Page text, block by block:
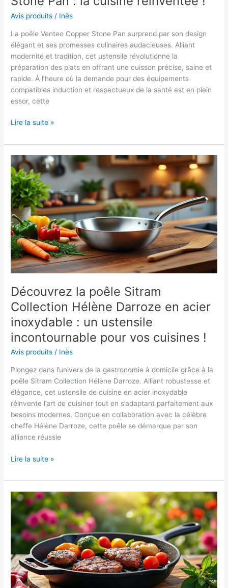
plats
!Avis produits / Inès
La poêle Venteo Copper Stone Pan surprend par son design
élégant et ses promesses culinaires audacieuses. Alliant
modernité et tradition, cet ustensile révolutionne la
préparation des plats en offrant une cuisson précise, saine et
rapide. À l’heure où la demande pour des équipements
compatibles induction et respectueux de la santé est en plein
essor, cette
Test
avis
poêle
Venteo
Copper
Stone
Pan
:
la
cuisine
réinventée
!
Lire la suite »
Découvrez la poêle Sitram
Collection Hélène Darroze en acier
inoxydable : un ustensile
incontournable pour vos cuisines !
Avis produits / Inès
Plongez dans l’univers de la gastronomie à domicile grâce à la
poêle Sitram Collection Hélène Darroze. Alliant robustesse et
élégance, cet ustensile de cuisine en acier inoxydable
réinvente l’art de cuisiner tout en s’adaptant parfaitement aux
besoins modernes. Conçue en collaboration avec la célèbre
cheffe Hélène Darroze, cette poêle se démarque par son
alliance réussie
Découvrez
poêle
Sitram
Collection
Hélène
Darroze
en
inoxydable
:
un
Lire la suite »